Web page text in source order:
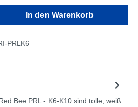
In den Warenkorb
PRLK6
Bee PRL - K6-K10 sind tolle, weiß